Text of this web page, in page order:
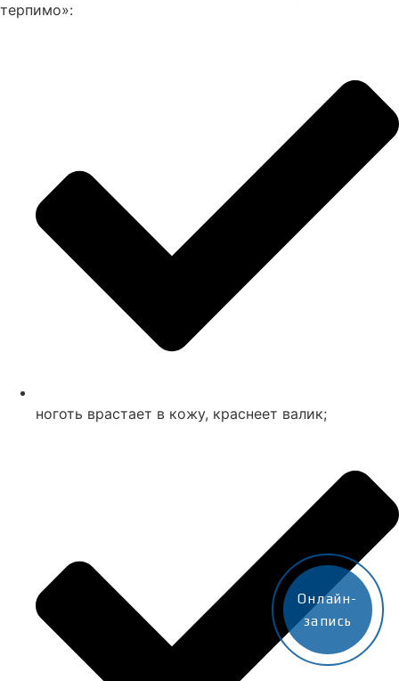
терпимо»:
ноготь врастает в кожу, краснеет валик;
Онлайн-
запись